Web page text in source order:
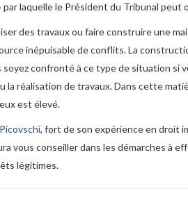
par laquelle le Président du Tribunal
des travaux ou faire construire une
inépuisable de conflits. La
soyez confronté à ce type de situation si
la réalisation de travaux. Dans cette
est élevé.
, fort de son expérience en droit
vous conseiller dans les démarches à
légitimes.